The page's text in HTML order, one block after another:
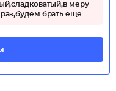
меру
брать ещё.